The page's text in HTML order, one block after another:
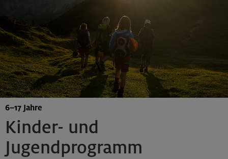
Kinder- und
Jugendprogramm
6–17 Jahre